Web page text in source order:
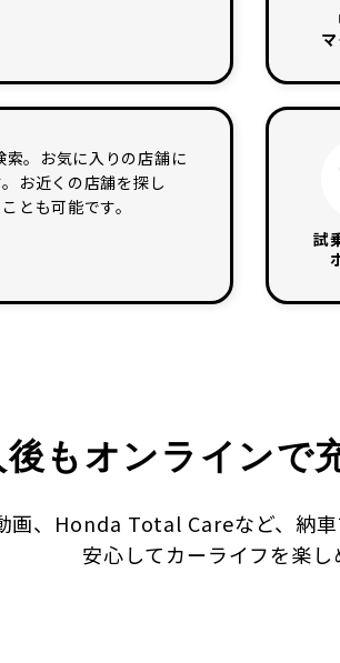
。お気に入りの店舗に
お近くの店舗を探し
とも可能です。
試
後もオンラインで
画、Honda Total Careなど、納車
安心してカーライフを楽し